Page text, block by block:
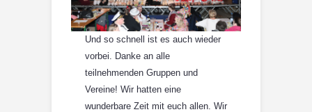
Und so schnell ist es auch wieder
vorbei. Danke an alle
teilnehmenden Gruppen und
Vereine! Wir hatten eine
wunderbare Zeit mit euch allen. Wir